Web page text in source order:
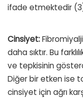
ifade etmektedir
Cinsiyet:
daha sıktır. Bu
ve tepkisinin
Diğer bir etken ise
cinsiyet için ağrı